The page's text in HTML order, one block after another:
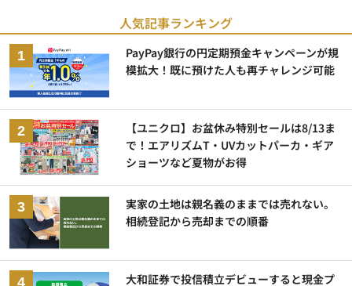
人気記事ランキング
PayPay銀行の円定期預金キャンペーンが規
模拡大！既に預けた人も再チャレンジ可能
【ユニクロ】お盆休み特別セールは8/13ま
で！エアリズムT・UVカットパーカ・ギア
ショーツなど夏物がお得
実家の土地は親名義のままでは売れない。
相続登記から売却までの順番
大和証券で投信積立デビューすると現金プ